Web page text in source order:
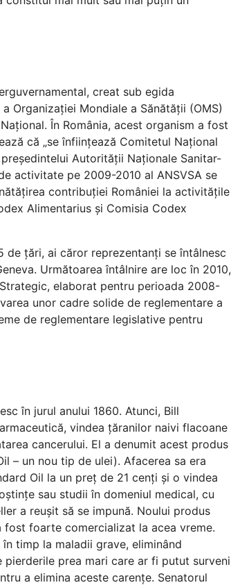
creat sub egida
Organizației Mondiale a Sănătății (OMS)
În România, acest organism a fost
că „se înființează Comitetul Național
Autorității Naționale Sanitar-
activitate pe 2009-2010 al ANSVSA se
contribuției României la activitățile
Alimentarius și Comisia Codex
de țări, ai căror reprezentanți se întâlnesc
Următoarea întâlnire are loc în 2010,
elaborat pentru perioada 2008-
unor cadre solide de reglementare a
de reglementare legislative pentru
în jurul anului 1860. Atunci, Bill
vindea țăranilor naivi flacoane
cancerului. El a denumit acest produs
– un nou tip de ulei). Afacerea sa era
Oil la un preț de 21 cenți și o vindea
sau studii în domeniul medical, cu
a reușit să se impună. Noului produs
fost foarte comercializat la acea vreme.
timp la maladii grave, eliminând
prea mari care ar fi putut surveni
a elimina aceste carențe. Senatorul